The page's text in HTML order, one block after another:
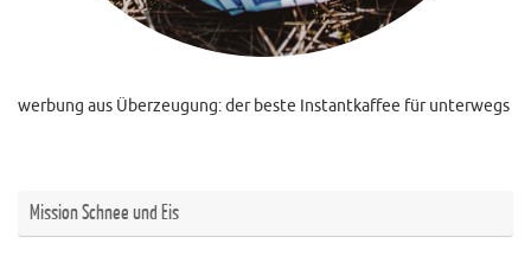
werbung aus Überzeugung: der beste Instantkaffee für unterwegs
Mission Schnee und Eis